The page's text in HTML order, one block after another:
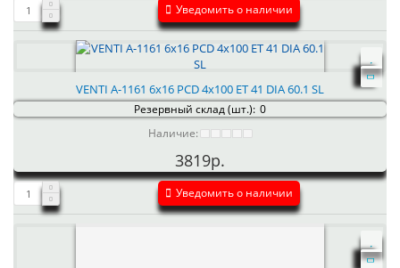
Уведомить о наличии
VENTI А-1161 6x16 PCD 4x100 ET 41 DIA 60.1 SL
Резервный склад (шт.): 0
Наличие:
3819р.
Уведомить о наличии